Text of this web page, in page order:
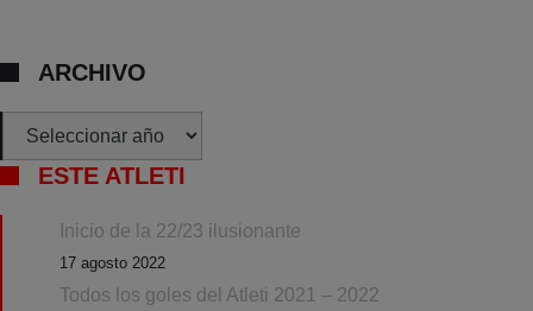
ARCHIVO
Archivos
ESTE ATLETI
Inicio de la 22/23 ilusionante
17 agosto 2022
Todos los goles del Atleti 2021 – 2022